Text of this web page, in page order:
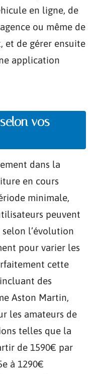
en ligne, de
ou même de
et de gérer ensuite
application
vos
dans la
en cours
minimale,
peuvent
l’évolution
pour varier les
cette
des
Aston Martin,
les amateurs de
telles que la
de 1590€ par
à 1290€